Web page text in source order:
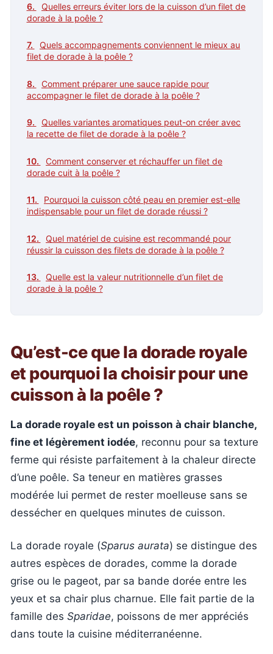
Quelles erreurs éviter lors de la cuisson d’un filet de
dorade à la poêle ?
Quels accompagnements conviennent le mieux au
filet de dorade à la poêle ?
Comment préparer une sauce rapide pour
accompagner le filet de dorade à la poêle ?
Quelles variantes aromatiques peut-on créer avec
la recette de filet de dorade à la poêle ?
Comment conserver et réchauffer un filet de
dorade cuit à la poêle ?
Pourquoi la cuisson côté peau en premier est-elle
indispensable pour un filet de dorade réussi ?
Quel matériel de cuisine est recommandé pour
réussir la cuisson des filets de dorade à la poêle ?
Quelle est la valeur nutritionnelle d’un filet de
dorade à la poêle ?
Qu’est-ce que la dorade royale
et pourquoi la choisir pour une
cuisson à la poêle ?
La dorade royale est un poisson à chair blanche,
fine et légèrement iodée, reconnu pour sa texture
ferme qui résiste parfaitement à la chaleur directe
d’une poêle. Sa teneur en matières grasses
modérée lui permet de rester moelleuse sans se
dessécher en quelques minutes de cuisson.
La dorade royale (Sparus aurata) se distingue des
autres espèces de dorades, comme la dorade
grise ou le pageot, par sa bande dorée entre les
yeux et sa chair plus charnue. Elle fait partie de la
famille des Sparidae, poissons de mer appréciés
dans toute la cuisine méditerranéenne.